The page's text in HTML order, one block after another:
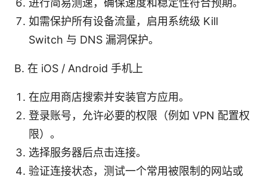
如需保护所有设备流量，启用系统级 Kill
Switch 与 DNS 漏洞保护。
B. 在 iOS / Android 手机上
在应用商店搜索并安装官方应用。
登录账号，允许必要的权限（例如 VPN 配置权
限）。
选择服务器后点击连接。
验证连接状态，测试一个常用被限制的网站或